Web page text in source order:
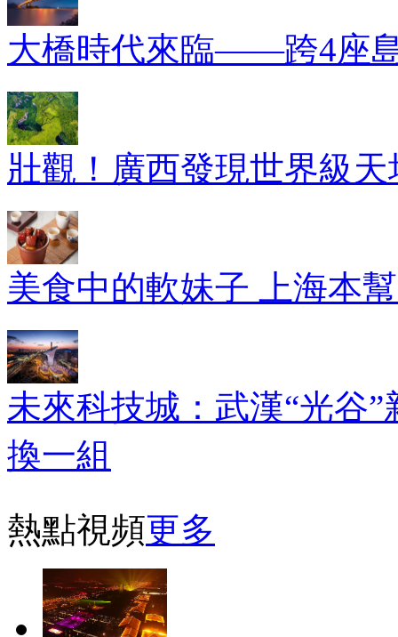
大橋時代來臨——跨4座
壯觀！廣西發現世界級
美食中的軟妹子 上海本
未來科技城：武漢“光谷”
換一組
熱點視頻更多